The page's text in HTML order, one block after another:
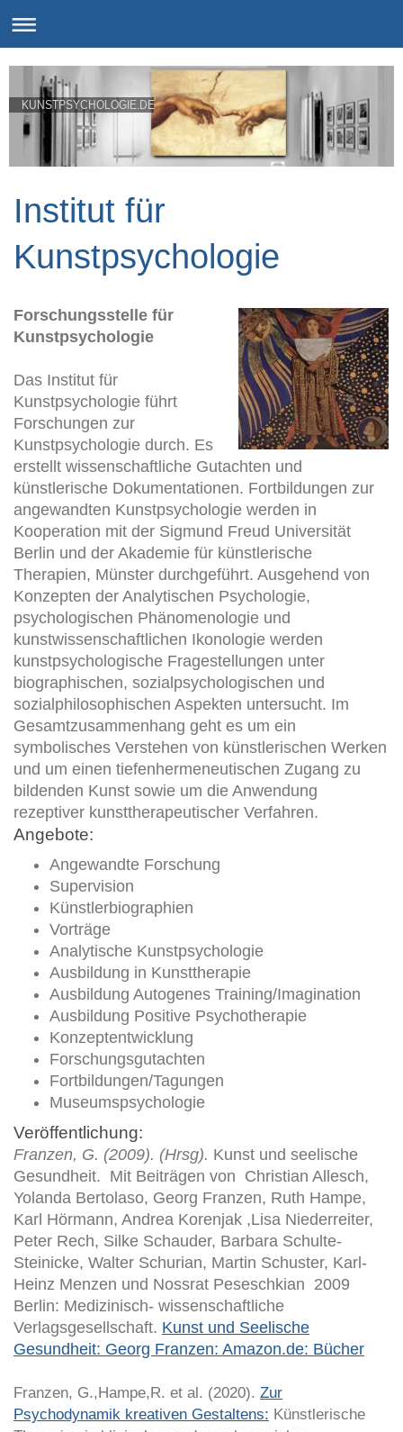
KUNSTPSYCHOLOGIE.DE
Institut für
Kunstpsychologie
Forschungsstelle für
Kunstpsychologie
Das Institut für
Kunstpsychologie führt
Forschungen zur
Kunstpsychologie durch. Es
erstellt wissenschaftliche Gutachten und
künstlerische Dokumentationen. Fortbildungen zur
angewandten Kunstpsychologie werden in
Kooperation mit der Sigmund Freud Universität
Berlin und der Akademie für künstlerische
Therapien, Münster durchgeführt. Ausgehend von
Konzepten der Analytischen Psychologie,
psychologischen Phänomenologie und
kunstwissenschaftlichen Ikonologie werden
kunstpsychologische Fragestellungen unter
biographischen, sozialpsychologischen und
sozialphilosophischen Aspekten untersucht. Im
Gesamtzusammenhang geht es um ein
symbolisches Verstehen von künstlerischen Werken
und um einen tiefenhermeneutischen Zugang zu
bildenden Kunst sowie um die Anwendung
rezeptiver kunsttherapeutischer Verfahren.
Angebote:
Angewandte Forschung
Supervision
Künstlerbiographien
Vorträge
Analytische Kunstpsychologie
Ausbildung in Kunsttherapie
Ausbildung Autogenes Training/Imagination
Ausbildung Positive Psychotherapie
Konzeptentwicklung
Forschungsgutachten
Fortbildungen/Tagungen
Museumspsychologie
Veröffentlichung:
Franzen, G. (2009). (Hrsg). Kunst und seelische
Gesundheit. Mit Beiträgen von Christian Allesch,
Yolanda Bertolaso, Georg Franzen, Ruth Hampe,
Karl Hörmann, Andrea Korenjak ,Lisa Niederreiter,
Peter Rech, Silke Schauder, Barbara Schulte-
Steinicke, Walter Schurian, Martin Schuster, Karl-
Heinz Menzen und Nossrat Peseschkian 2009
Berlin: Medizinisch- wissenschaftliche
Verlagsgesellschaft. Kunst und Seelische
Gesundheit: Georg Franzen: Amazon.de: Bücher
Franzen, G.,Hampe,R. et al. (2020). Zur
Psychodynamik kreativen Gestaltens: Künstlerische